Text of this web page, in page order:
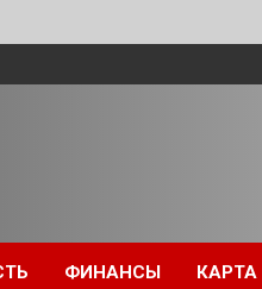
ФИНАНСЫ